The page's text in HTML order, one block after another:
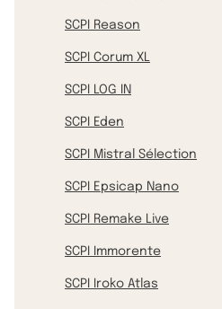
SCPI Reason
SCPI Corum XL
SCPI LOG IN
SCPI Eden
SCPI Mistral Sélection
SCPI Epsicap Nano
SCPI Remake Live
SCPI Immorente
SCPI Iroko Atlas